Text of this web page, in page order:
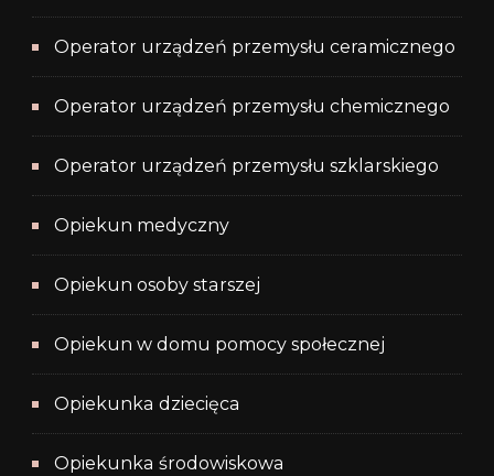
Operator urządzeń przemysłu ceramicznego
Operator urządzeń przemysłu chemicznego
Operator urządzeń przemysłu szklarskiego
Opiekun medyczny
Opiekun osoby starszej
Opiekun w domu pomocy społecznej
Opiekunka dziecięca
Opiekunka środowiskowa